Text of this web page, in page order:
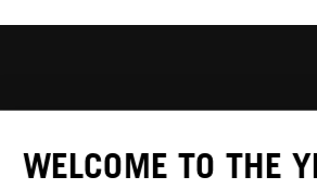
WELCOME TO THE